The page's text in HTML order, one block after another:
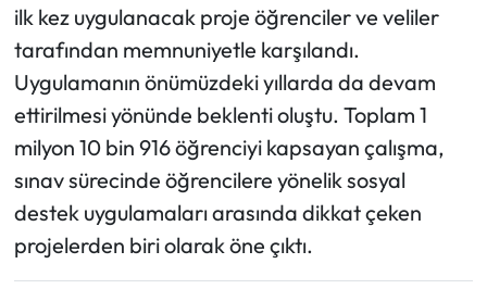
ilk kez uygulanacak proje öğrenciler ve veliler
tarafından memnuniyetle karşılandı.
Uygulamanın önümüzdeki yıllarda da devam
ettirilmesi yönünde beklenti oluştu. Toplam 1
milyon 10 bin 916 öğrenciyi kapsayan çalışma,
sınav sürecinde öğrencilere yönelik sosyal
destek uygulamaları arasında dikkat çeken
projelerden biri olarak öne çıktı.